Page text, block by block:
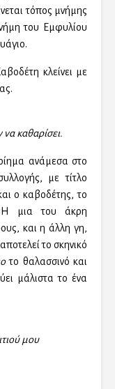
τόπος μνήμης
του Εμφυλίου
κλείνει με
καθαρίσει.
ανάμεσα στο
με τίτλο
ο καβοδέτης, το
Η μια του άκρη
και η άλλη γη,
το σκηνικό
το θαλασσινό και
μάλιστα το ένα
μου